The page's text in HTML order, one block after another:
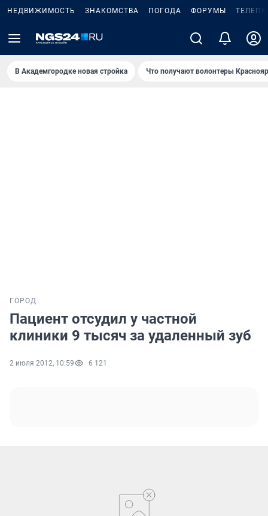
НЕДВИЖИМОСТЬ ЗНАКОМСТВА ПОГОДА ФОРУМЫ
В Академгородке новая стройка Что получают волонтеры
ГОРОД
Пациент отсудил у частной
клиники 9 тысяч за удаленный зуб
2 июля 2012, 10:59 6 121